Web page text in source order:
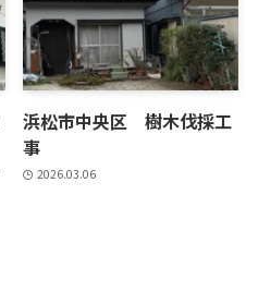
浜松市中央区 樹木伐採工
事
2026.03.06